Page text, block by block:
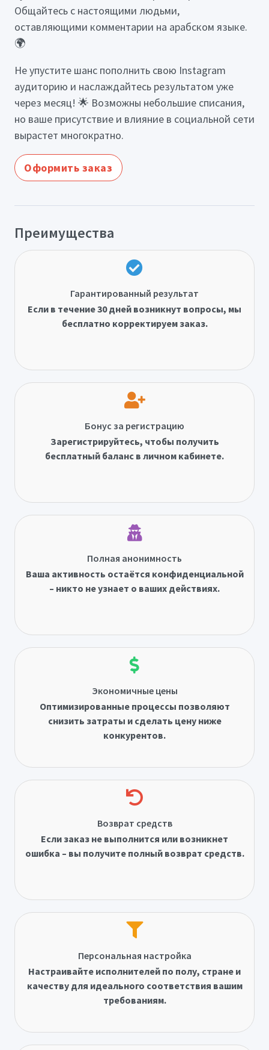
Общайтесь с настоящими людьми,
оставляющими комментарии на арабском языке.
🌍
Не упустите шанс пополнить свою Instagram
аудиторию и наслаждайтесь результатом уже
через месяц! 🌟 Возможны небольшие списания,
но ваше присутствие и влияние в социальной сети
вырастет многократно.
Оформить заказ
Преимущества
Гарантированный результат
Если в течение 30 дней возникнут вопросы, мы
бесплатно корректируем заказ.
Бонус за регистрацию
Зарегистрируйтесь, чтобы получить
бесплатный баланс в личном кабинете.
Полная анонимность
Ваша активность остаётся конфиденциальной
– никто не узнает о ваших действиях.
Экономичные цены
Оптимизированные процессы позволяют
снизить затраты и сделать цену ниже
конкурентов.
Возврат средств
Если заказ не выполнится или возникнет
ошибка – вы получите полный возврат средств.
Персональная настройка
Настраивайте исполнителей по полу, стране и
качеству для идеального соответствия вашим
требованиям.